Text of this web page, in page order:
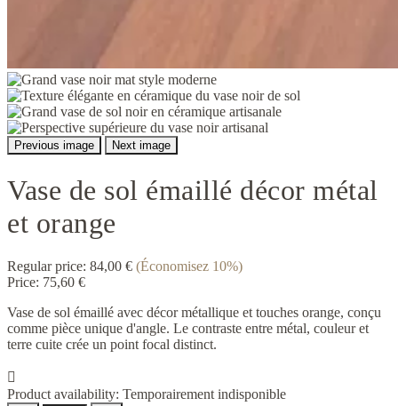
Previous image Next image
Vase de sol émaillé décor métal
et orange
Regular price: 84,00 € (Économisez 10%)
Price: 75,60 €
Vase de sol émaillé avec décor métallique et touches orange, conçu
comme pièce unique d'angle. Le contraste entre métal, couleur et
terre cuite crée un point focal distinct.

Product availability: Temporairement indisponible